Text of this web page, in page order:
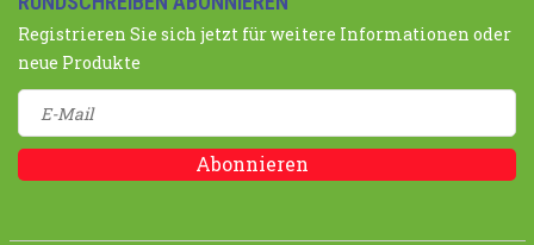
Registrieren Sie sich jetzt für weitere Informationen oder
neue Produkte
Abonnieren